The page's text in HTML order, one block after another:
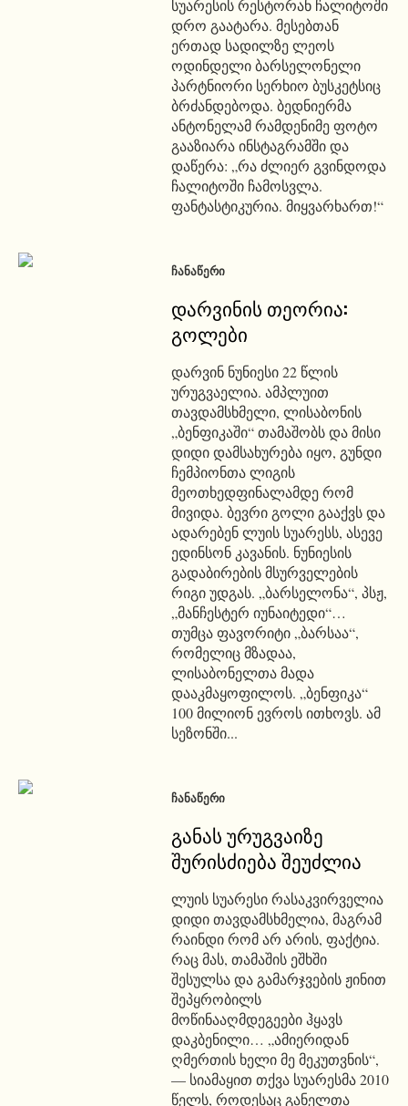
სუარესის რესტორან ჩალიტოში
დრო გაატარა. მესებთან
ერთად სადილზე ლეოს
ოდინდელი ბარსელონელი
პარტნიორი სერხიო ბუსკეტსიც
ბრძანდებოდა. ბედნიერმა
ანტონელამ რამდენიმე ფოტო
გააზიარა ინსტაგრამში და
დაწერა: „რა ძლიერ გვინდოდა
ჩალიტოში ჩამოსვლა.
ფანტასტიკურია. მიყვარხართ!“
ᲩᲐᲜᲐᲬᲔᲠᲘ
დარვინის თეორია:
გოლები
დარვინ ნუნიესი 22 წლის
ურუგვაელია. ამპლუით
თავდამსხმელი, ლისაბონის
„ბენფიკაში“ თამაშობს და მისი
დიდი დამსახურება იყო, გუნდი
ჩემპიონთა ლიგის
მეოთხედფინალამდე რომ
მივიდა. ბევრი გოლი გააქვს და
ადარებენ ლუის სუარესს, ასევე
ედინსონ კავანის. ნუნიესის
გადაბირების მსურველების
რიგი უდგას. „ბარსელონა“, პსჟ,
„მანჩესტერ იუნაიტედი“…
თუმცა ფავორიტი „ბარსაა“,
რომელიც მზადაა,
ლისაბონელთა მადა
დააკმაყოფილოს. „ბენფიკა“
100 მილიონ ევროს ითხოვს. ამ
სეზონში...
ᲩᲐᲜᲐᲬᲔᲠᲘ
განას ურუგვაიზე
შურისძიება შეუძლია
ლუის სუარესი რასაკვირველია
დიდი თავდამსხმელია, მაგრამ
რაინდი რომ არ არის, ფაქტია.
რაც მას, თამაშის ეშხში
შესულსა და გამარჯვების ჟინით
შეპყრობილს
მოწინააღმდეგეები ჰყავს
დაკბენილი… „ამიერიდან
ღმერთის ხელი მე მეკუთვნის“,
— სიამაყით თქვა სუარესმა 2010
წელს, როდესაც განელთა